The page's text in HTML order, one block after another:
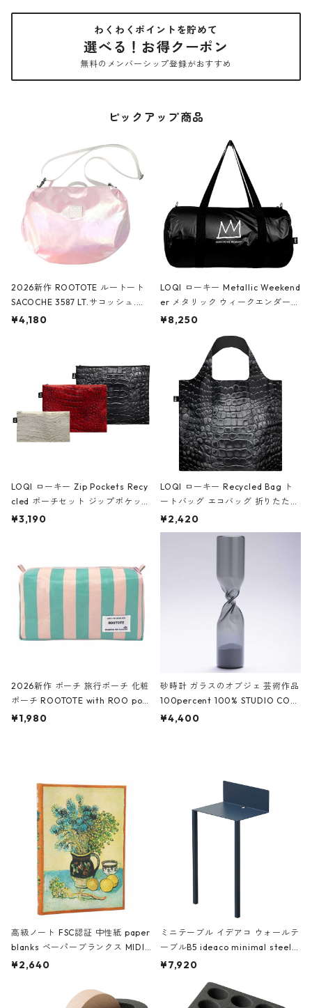
わくわくポイントを貯めて
選べる！お得クーポン
無料のメンバーシップ登録がおすすめ
ピックアップ商品
2026新作 ROOTOTE ルートート
SACOCHE 3587 LT.サコッシュ.ル
ミエ-B ショルダーバッグ グロスピ
¥4,180
LOQI ローキー Metallic Weekend
er メタリック ウィークエンダー
ボストンバッグ ショルダーバッグ
Black ジャン=ミッシェル・バスキ
ア/クラウン ブラック
¥8,250
LOQI ローキー Zip Pockets Recy
cled ポーチセット ジップポケット
ファスナーポーチ 撥水加工 トラベ
ーガンディー、オフホワイト
¥3,190
LOQI ローキー Recycled Bag ト
ートバッグ エコバッグ 折りたたみ
大きめ 撥水加工 収納ポーチ CRO
CODILE/Black クロコダイル/ブラ
¥2,420
2026新作 ポーチ 旅行ポーチ 化粧
ポーチ ROOTOTE with ROO pou
ch 3532 ルートート WR.ポーチ.ラ
¥1,980
砂時計 ガラスのオブジェ 芸術作品
100percent 100% STUDIO COH
AKU Timeless 100パーセント ス
¥4,400
高級ノート FSC認証 中性紙 paper
blanks ペーパーブランクス MIDI
ハードカバー 罫線 ヴァン・ゴッホ
¥2,640
ミニテーブル イデアコ ウォールテ
ーブルB5 ideaco minimal steel f
urniture WALL Table B5 ネイビー
¥7,920